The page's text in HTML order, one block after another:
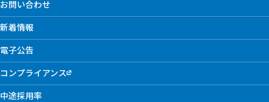
お問い合わせ
新着情報
電子公告
コンプライアンス
中途採用率